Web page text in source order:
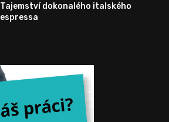
Tajemství dokonalého italského
espressa